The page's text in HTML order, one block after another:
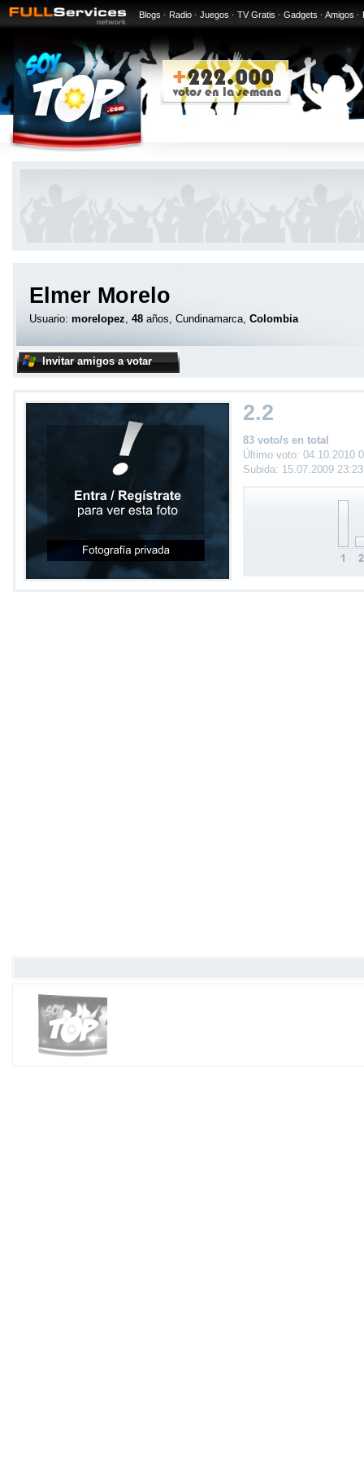
Blogs · Radio · Juegos · TV Gratis · Gadgets · Amigos ·
Elmer Morelo
Usuario: morelopez, 48 años, Cundinamarca, Colombia
Invitar amigos a votar
2.2
83 voto/s en total
Último voto: 04.10.2010
Subida: 15.07.2009